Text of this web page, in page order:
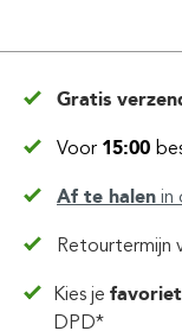
Gratis
Voor 15:00
Af te halen in
Retourtermijn
Kies je
DPD*